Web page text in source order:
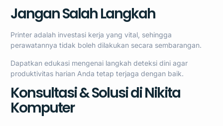
Jangan Salah Langkah
Printer adalah investasi kerja yang vital, sehingga
perawatannya tidak boleh dilakukan secara sembarangan.
Dapatkan edukasi mengenai langkah deteksi dini agar
produktivitas harian Anda tetap terjaga dengan baik.
Konsultasi & Solusi di Nikita
Komputer